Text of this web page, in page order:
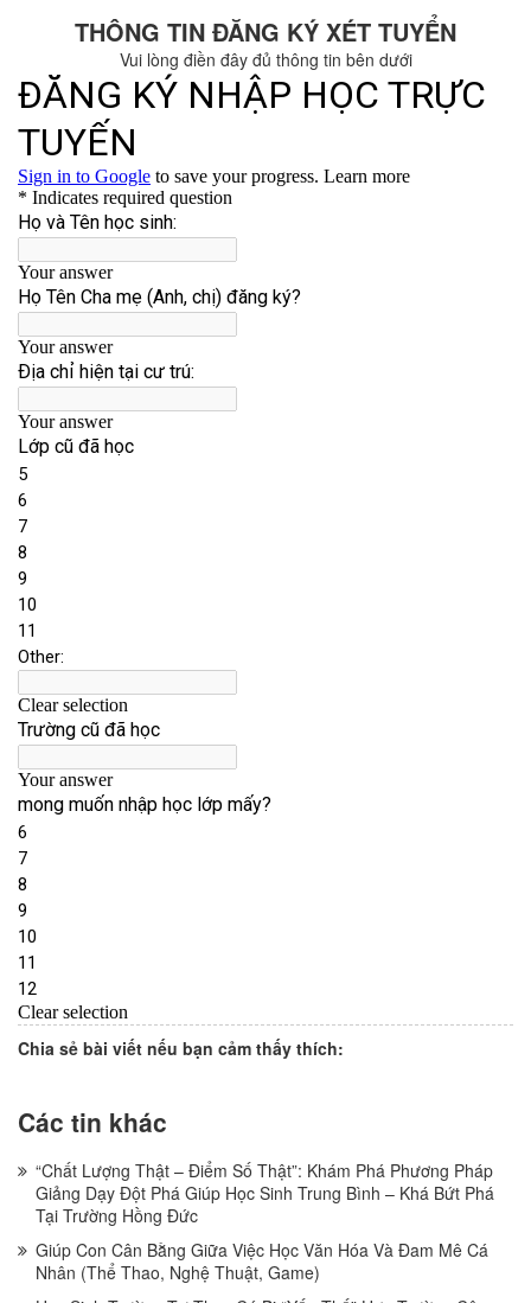
THÔNG TIN ĐĂNG KÝ XÉT TUYỂN
Vui lòng điền đây đủ thông tin bên dưới
Chia sẻ bài viết nếu bạn cảm thấy thích:
Các tin khác
“Chất Lượng Thật – Điểm Số Thật”: Khám Phá Phương Pháp
Giảng Dạy Đột Phá Giúp Học Sinh Trung Bình – Khá Bứt Phá
Tại Trường Hồng Đức
Giúp Con Cân Bằng Giữa Việc Học Văn Hóa Và Đam Mê Cá
Nhân (Thể Thao, Nghệ Thuật, Game)